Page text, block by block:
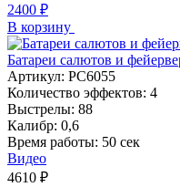
2400 ₽
В корзину
Батареи салютов и
Артикул: РС6055
Количество эффектов: 4
Выстрелы: 88
Калибр: 0,6
Время работы: 50 сек
Видео
4610 ₽